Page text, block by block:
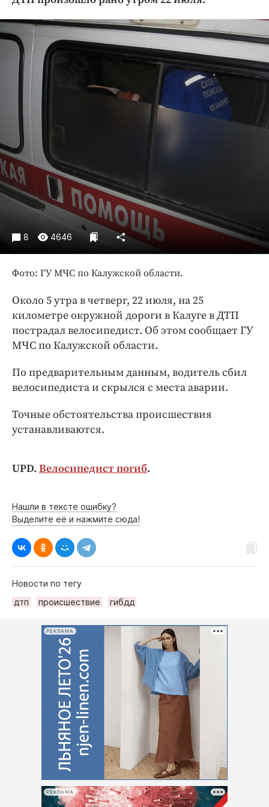
Криминал
Культура
Недвижимость и ЖКХ
Образование
Общество
Погода
Спорт
Экономика и бизнес
ПРОЕКТЫ
Блоги
Издания
Медиаперсона
Интересное чтиво
Бренд года
Работодатель года
8 4646
Фото: ГУ МЧС по Калужской области.
Около 5 утра в четверг, 22 июля, на 25
километре окружной дороги в Калуге в ДТП
пострадал велосипедист. Об этом сообщает ГУ
МЧС по Калужской области.
По предварительным данным, водитель сбил
велосипедиста и скрылся с места аварии.
Точные обстоятельства происшествия
устанавливаются.
UPD. Велосипедист погиб.
Нашли в тексте ошибку?
Выделите её и нажмите сюда!
Новости по тегу
дтп
происшествие гибдд
РЕКЛАМА
РЕКЛАМА